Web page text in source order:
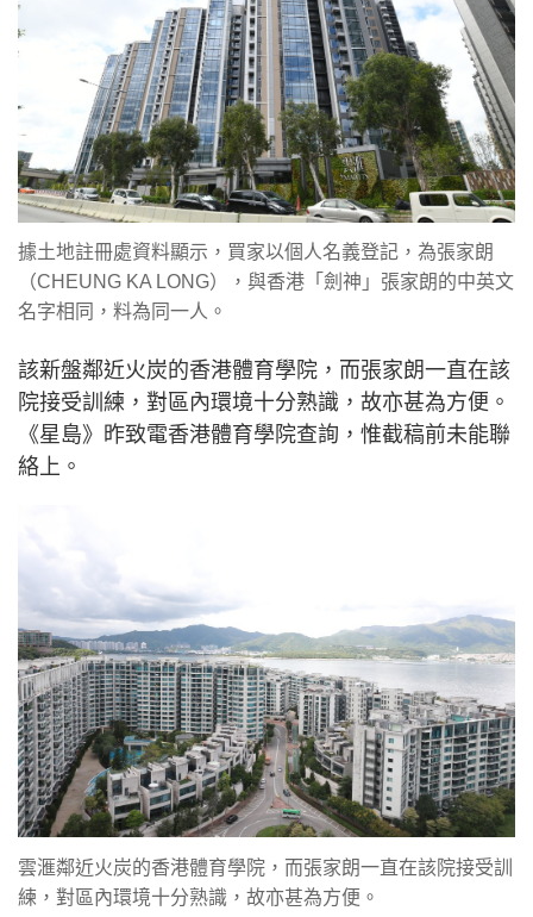
據土地註冊處資料顯示，買家以個人名義登記，為張家朗
（CHEUNG KA LONG），與香港「劍神」張家朗的中英文
名字相同，料為同一人。
該新盤鄰近火炭的香港體育學院，而張家朗一直在該
院接受訓練，對區內環境十分熟識，故亦甚為方便。
《星島》昨致電香港體育學院查詢，惟截稿前未能聯
絡上。
雲滙鄰近火炭的香港體育學院，而張家朗一直在該院接受訓
練，對區內環境十分熟識，故亦甚為方便。